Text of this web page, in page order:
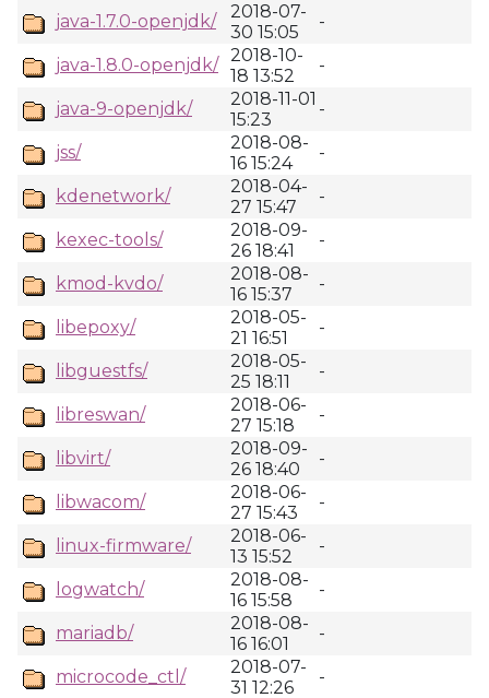
java-1.7.0-openjdk/
2018-07-
30 15:05
-
java-1.8.0-openjdk/ 2018-10-
18 13:52
-
java-9-openjdk/
2018-11-01
15:23
-
jss/
2018-08-
16 15:24
-
kdenetwork/
2018-04-
27 15:47
-
kexec-tools/
2018-09-
26 18:41
-
kmod-kvdo/
2018-08-
16 15:37
-
libepoxy/
2018-05-
21 16:51
-
libguestfs/
2018-05-
25 18:11
-
libreswan/
2018-06-
27 15:18
-
libvirt/
2018-09-
26 18:40
-
libwacom/
2018-06-
27 15:43
-
linux-firmware/
2018-06-
13 15:52
-
logwatch/
2018-08-
16 15:58
-
mariadb/
2018-08-
16 16:01
-
microcode_ctl/
2018-07-
31 12:26
-